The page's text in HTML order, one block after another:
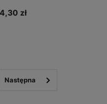
4,30 zł